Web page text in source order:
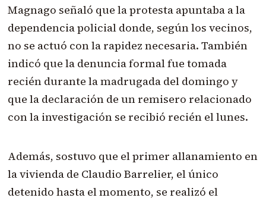
Magnago señaló que la protesta apuntaba a la
dependencia policial donde, según los vecinos,
no se actuó con la rapidez necesaria. También
indicó que la denuncia formal fue tomada
recién durante la madrugada del domingo y
que la declaración de un remisero relacionado
con la investigación se recibió recién el lunes.
Además, sostuvo que el primer allanamiento en
la vivienda de Claudio Barrelier, el único
detenido hasta el momento, se realizó el